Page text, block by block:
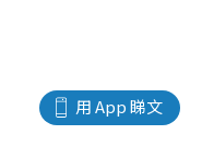
用 App 睇文